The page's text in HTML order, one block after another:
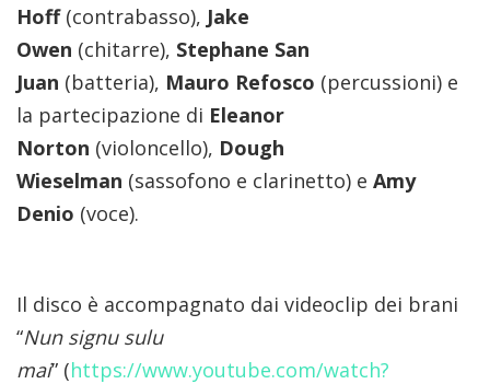
Hoff(contrabasso), Jake
Owen (chitarre), Stephane San
Juan (batteria), Mauro Refosco (percussioni) e
la partecipazione di Eleanor
Norton (violoncello), Dough
Wieselman (sassofono e clarinetto) e Amy
Denio (voce).
Il disco è accompagnato dai videoclip dei brani
“Nun signu sulu
mai” (https://www.youtube.com/watch?